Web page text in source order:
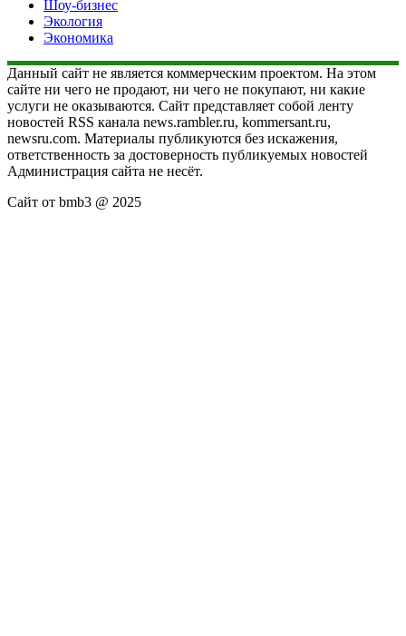
Шоу-бизнес
Экология
Экономика
Данный сайт не является коммерческим проектом. На этом
сайте ни чего не продают, ни чего не покупают, ни какие
услуги не оказываются. Сайт представляет собой ленту
новостей RSS канала news.rambler.ru, kommersant.ru,
newsru.com. Материалы публикуются без искажения,
ответственность за достоверность публикуемых новостей
Администрация сайта не несёт.
Сайт от bmb3 @ 2025